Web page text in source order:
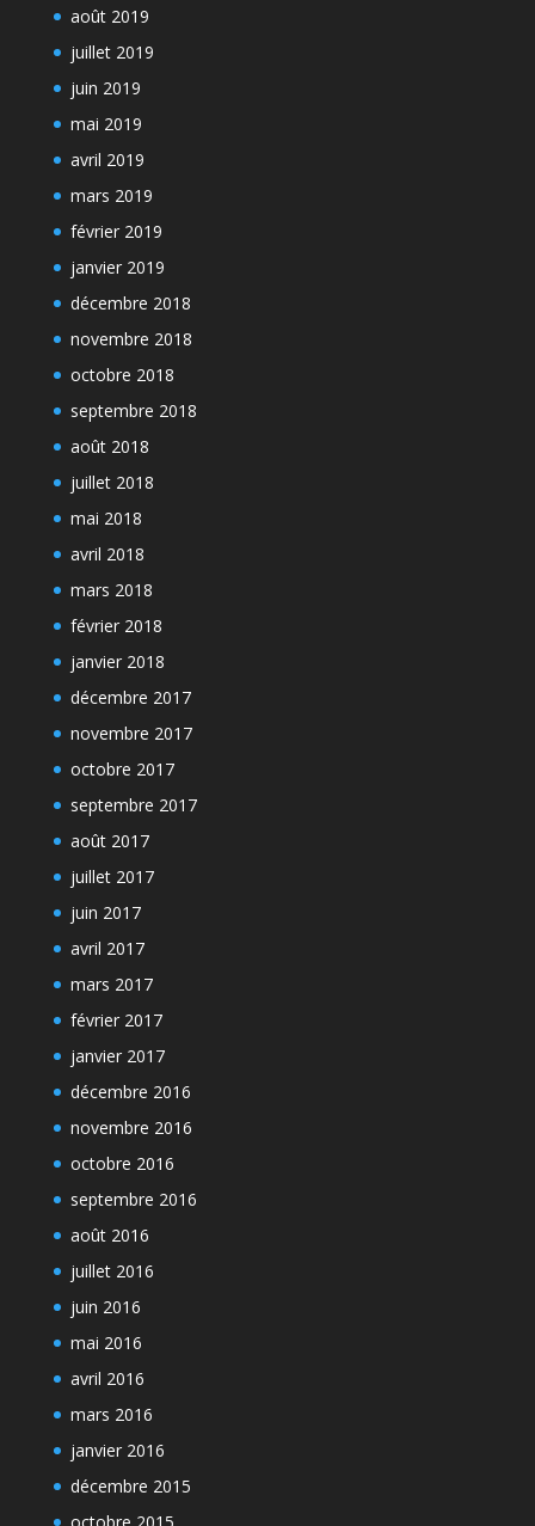
août 2019
juillet 2019
juin 2019
mai 2019
avril 2019
mars 2019
février 2019
janvier 2019
décembre 2018
novembre 2018
octobre 2018
septembre 2018
août 2018
juillet 2018
mai 2018
avril 2018
mars 2018
février 2018
janvier 2018
décembre 2017
novembre 2017
octobre 2017
septembre 2017
août 2017
juillet 2017
juin 2017
avril 2017
mars 2017
février 2017
janvier 2017
décembre 2016
novembre 2016
octobre 2016
septembre 2016
août 2016
juillet 2016
juin 2016
mai 2016
avril 2016
mars 2016
janvier 2016
décembre 2015
octobre 2015